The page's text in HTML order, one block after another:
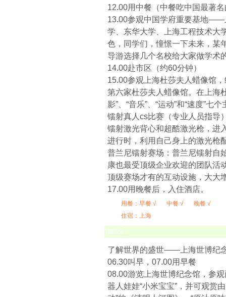
12.00用中餐（中餐吃中国最著
13.00参观中国学府重要基地——
学、东华大学、上海工程技术大
色，同学们，憧憬一下未来，某
导游选择几个名校给大家做学术
14.00赴市区（约60分钟）
15.00参观上海杜莎夫人蜡像馆
第六家杜莎夫人蜡像馆。在上海
影”、“音乐”、“运动”和“速度”七
镭射真人cs比赛（专业人员指导
镭射激光背心和超酷激光枪，进
进行时，利用自己身上的激光枪
普兰尼镭射赛场：普兰尼镭射自
康也最受顶级企业欢迎的团队活
顶级赛场才有的互动设施，大大
17.00用晚餐后，入住酒店。
用餐： 早餐 √ 中餐 √
晚餐 √
住宿：上海
第6天
了解世界的盛世——上海世博纪
06.30叫早，07.00用早餐
08.00游览上海世博纪念馆，参
器人娃娃“小米宝宝”，并可观赏